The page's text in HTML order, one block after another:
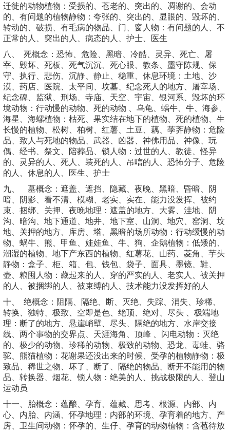
迁徙的动物植物：受损的、苍老的、突出的、凋谢的、会动
的、有问题的植物静物：夸张的、突出的、显眼的、毁坏的、
转动的、破损、有毛病的物品、门、窗人物：有问题的人、不
正常的人、突出的人、病态的人、护士、医生
八、 死概念：恐怖、危险、黑暗、冷酷、灵异、死亡、屠
宰、毁坏、死板、死气沉沉、死心眼、教条、墨守陈规、保
守、执行、悲伤、沉静、静止、稳重、休息环境：土地、沙
漠、药店、医院、太平间、坟墓、纪念死人的地方、屠宰场、
纪念碑、监狱、刑场、寺庙、天空、宇宙、银河系、毁坏的环
境动物：行动慢的动物、死的动物 、乌龟、蜗牛、牛、海参、
海星、海螺植物：枯死、果实结在地下的植物、死的植物、生
长慢的植物、松树、柏树、红薯、土豆、藕、荸荠静物：危险
品、致人与死地的物品、武器、凶器、神佛用品、神像、玩
偶、经书、祭文、陪葬品、锁人物：过世的人、教徒、怪异
的、灵异的人、死人、装死的人、吊唁的人、恐怖分子、危险
的人、休息的人、医生、护士
九、 墓概念：遮盖、遮挡、隐藏、夜晚、黑暗、昏暗、阴
暗、阴影、看不清、模糊、老实、实在、能力没发挥、被约
束、捆绑、关押、夜晚地理：遮盖的地方、大雾、洼地、阴
沟、暗沟、地下通道、地井、地下室、山洞、地穴、窑洞、坟
地、关押的地方、库房、塔、黑暗的场所动物：行动缓慢的动
物、蜗牛、熊、甲鱼、娃娃鱼、牛、狗、企鹅植物：低矮的、
潮湿的植物、地下产东西的植物、红薯花、山药、菱角、芋头
静物：盒子、柜、箱、包、钱包、袋子、面具、墨镜、鞋、
壶、粮囤人物：藏起来的人、穿的严实的人、老实人、被关押
的人、被捆绑的人、被束缚的人、技术能力没发挥好的人
十、 绝概念：阻隔、隔绝、断、灭绝、失踪、消失、珍稀、
转换、独特、极致、空即是色、绝顶、绝对、尽头 、极端地
理：断了的地方、悬崖峭壁、尽头、隔绝的地方、水岸交接
线、两个事物的交界点、天涯海角、顶峰 、闪电动物：灭绝
的、极少的动物、珍稀的动物、极致的动物、恐龙、毒蛙、骆
驼、熊猫植物：花谢果还没出来的时候、受孕的植物静物：极
致品、稀世之物、坏了、断了、隔绝的物品、断开不能用的物
品、转换器、烟花、锁人物：绝美的人、挑战极限的人、登山
运动员
十一、胎概念：蕴酿、孕育、蕴藏、思考、根源、内部、内
心、内胎、内涵、怀孕地理：内部的环境、孕育着的地方、产
房、卫生间动物：怀孕的、生仔、孕育的动物植物：含苞待放